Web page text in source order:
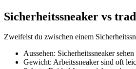
Sicherheitssneaker vs
Zweifelst du zwischen einem
Aussehen: Sicherheitssneaker
Gewicht: Arbeitssneaker sind oft